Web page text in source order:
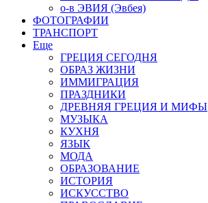
о-в ЭВИЯ (Эвбея)
ФОТОГРАФИИ
ТРАНСПОРТ
Еще
ГРЕЦИЯ СЕГОДНЯ
ОБРАЗ ЖИЗНИ
ИММИГРАЦИЯ
ПРАЗДНИКИ
ДРЕВНЯЯ ГРЕЦИЯ И МИФЫ
МУЗЫКА
КУХНЯ
ЯЗЫК
МОДА
ОБРАЗОВАНИЕ
ИСТОРИЯ
ИСКУССТВО